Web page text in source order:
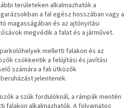
területeken alkalmazhatók a
a fal egész hosszában vagy a
magasságában és az ajtónyitási
megvédik a falat és a járművet.
melletti falakon és az
csökkentik a felújítási és javítási
számára a fali ütközők
jelentenek.
a szűk fordulóknál, a rámpák mentén